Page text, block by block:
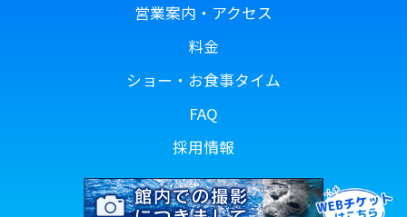
営業案内・アクセス
料金
ショー・お食事タイム
FAQ
採用情報